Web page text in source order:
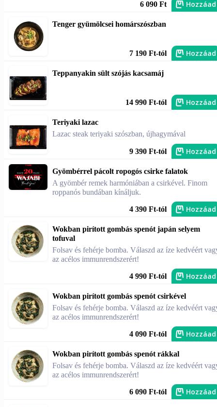
6 090 Ft Hozzáad
Tenger gyümölcsei homárszószban
7 190 Ft-tól Hozzáad
Teppanyakin sült szójás kacsamáj
14 990 Ft-tól Hozzáad
Teriyaki lazac
Lazac steak teriyaki szószban, újhagymával
9 390 Ft-tól Hozzáad
Gyömbérrel pácolt ropogós csirke falatok
A gyömbér remek harmóniában a csirkével. Finom
roppanós bundában kínáljuk.
4 390 Ft-tól Hozzáad
Wokban pirított gombás spenót japán selyem
tofuval
Folsav és fehérje bomba. Válaszd az íze kedvéért
az acélos immunrendszerért!
4 990 Ft-tól Hozzáad
Wokban pirított gombás spenót csirkével
Folsav és fehérje bomba. Válaszd az íze kedvéért
az acélos immunrendszerért!
4 090 Ft-tól Hozzáad
Wokban pirított gombás spenót rákkal
Folsav és fehérje bomba. Válaszd az íze kedvéért
az acélos immunrendszerért!
6 090 Ft-tól Hozzáad